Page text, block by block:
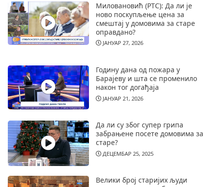
Миловановић (РТС): Да ли је
ново поскупљење цена за
смештај у домовима за старе
оправдано?
ЈАНУАР 27, 2026
Годину дана од пожара у
Барајеву и шта се променило
након тог догађаја
ЈАНУАР 21, 2026
Да ли су због супер грипа
забрањене посете домовима за
старе?
ДЕЦЕМБАР 25, 2025
Велики број старијих људи